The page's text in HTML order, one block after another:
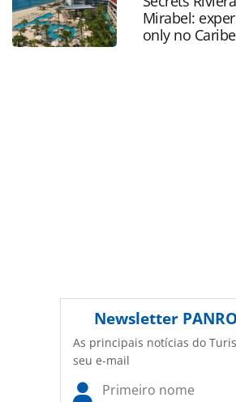
página. Todo o conteúdo produzido
Editora é protegido pela legislação
autoral. Não reproduza o conteúdo
Mirabel:
only no
Newsletter
As principais notícias do
seu e-mail